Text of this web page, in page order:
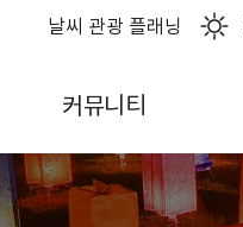
날씨 관광 플래닝
커뮤니티